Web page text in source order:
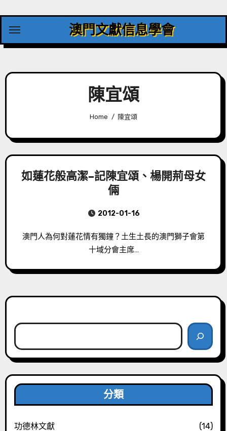
content
澳門文獻信息學會
陳宜頌
Home 陳宜頌
如蓮花般高潔–記陳宜頌、楊開荊母女
倆
2012-01-16
澳門人為何對蓮花情有獨鐘？土生土長的澳門獅子會第
十域分會主席…
分類
功德林文獻 (14)